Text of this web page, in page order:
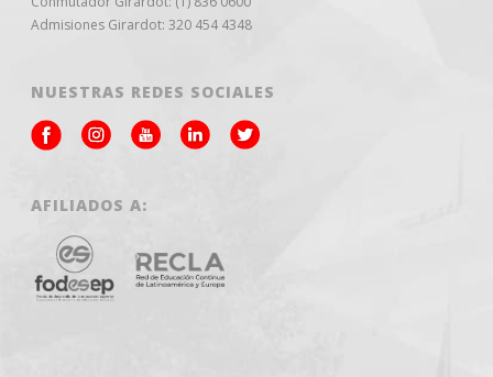
Admisiones Girardot: 320 454 4348
NUESTRAS REDES SOCIALES
AFILIADOS A: